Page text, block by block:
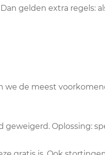
gelden extra regels:
we de meest
geweigerd. Oplossing: